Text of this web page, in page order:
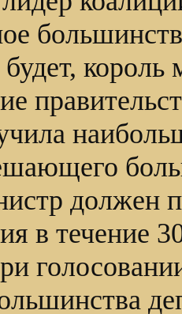
должен
в течение